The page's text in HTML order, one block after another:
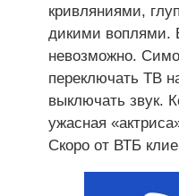
кривляниями,
дикими воплями.
невозможно.
переключать ТВ
выключать звук.
ужасная
Скоро от ВТБ